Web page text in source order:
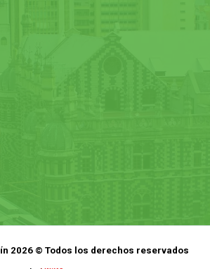
2026 © Todos los derechos reservados